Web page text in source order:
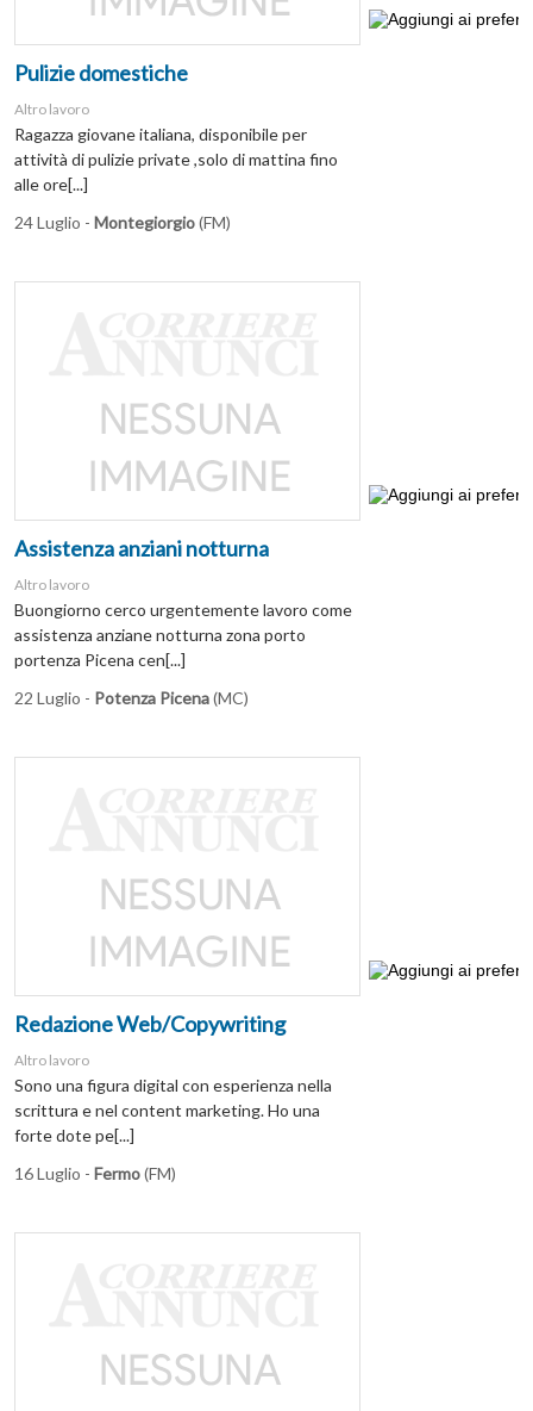
Pulizie domestiche
Altro lavoro
Ragazza giovane italiana, disponibile per
attività di pulizie private ,solo di mattina fino
alle ore[...]
24 Luglio - Montegiorgio(FM)
Assistenza anziani notturna
Altro lavoro
Buongiorno cerco urgentemente lavoro come
assistenza anziane notturna zona porto
portenza Picena cen[...]
22 Luglio - Potenza Picena(MC)
Redazione Web/Copywriting
Altro lavoro
Sono una figura digital con esperienza nella
scrittura e nel content marketing. Ho una
forte dote pe[...]
16 Luglio - Fermo(FM)